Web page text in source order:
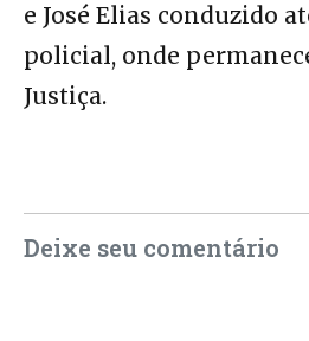
e José Elias conduzido
policial, onde
Justiça.
Deixe seu comentário